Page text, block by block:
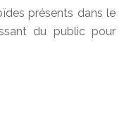
présents dans le
du public pour